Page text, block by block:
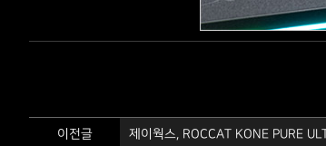
이전글 제이웍스, ROCCAT KONE PURE